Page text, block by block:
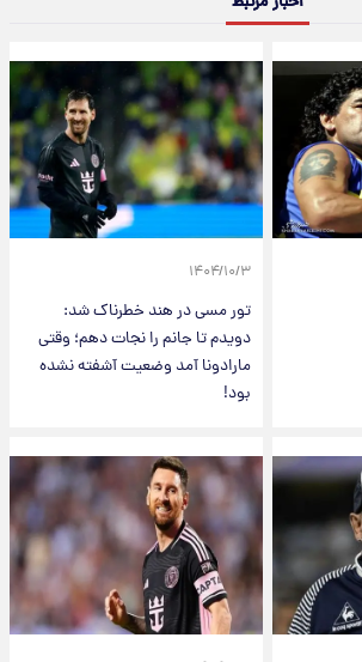
۱۴۰۴/۱۰/۳
تور مسی در هند خطرناک شد:
دویدم تا جانم را نجات دهم؛ وقتی
مارادونا آمد وضعیت آشفته نشده
بود!